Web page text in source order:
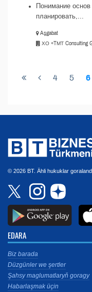
Понимание
планировать,...
Aşgabat
ХО «TМТ Consulting
4 5 6
© 2026 BT. Ähli hukuklar
EDARA
Biz barada
Düzgünler we şertler
Şahsy maglumatlaryň goragy
Habarlaşmak üçin